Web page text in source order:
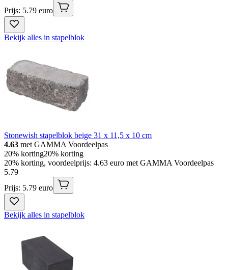
Prijs: 5.79 euro
Bekijk alles in stapelblok
Stonewish stapelblok beige 31 x 11,5 x 10 cm
4.63 met GAMMA Voordeelpas
20% korting20% korting
20% korting, voordeelprijs: 4.63 euro met GAMMA Voordeelpas
5.79
Prijs: 5.79 euro
Bekijk alles in stapelblok